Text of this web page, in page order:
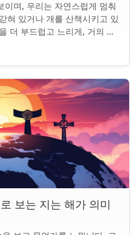
며, 우리는 자연스럽게 멈춰
혀 있거나 개를 산책시키고 있
더 부드럽고 느리게, 거의 신
보는 지는 해가 의미